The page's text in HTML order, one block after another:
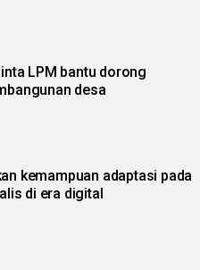
LPM bantu dorong
desa
kemampuan adaptasi pada
di era digital